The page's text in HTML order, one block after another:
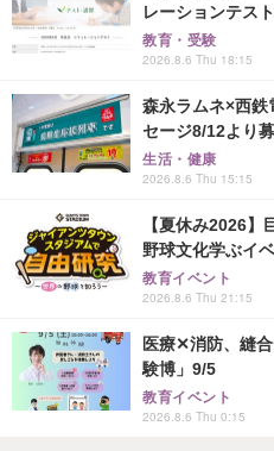
レーションテス
教育・受験
2026.8.6 Thu 18:15
森永ラムネ×西鉄
セージ8/12より
生活・健康
2026.8.6 Thu 15:15
【夏休み2026
野球文化学ぶイ
教育イベント
2026.8.6 Thu 21:15
医療✕消防、縫
験博」9/5
教育イベント
2026.8.6 Thu 0:15